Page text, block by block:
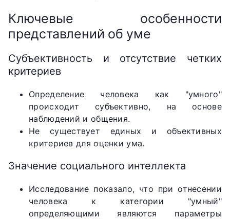
Ключевые особенности
представлений об уме
Субъективность и отсутствие четких
критериев
Определение человека как "умного"
происходит субъективно, на основе
наблюдений и общения.
Не существует единых и объективных
критериев для оценки ума.
Значение социального интеллекта
Исследование показало, что при отнесении
человека к категории "умный"
определяющими являются параметры